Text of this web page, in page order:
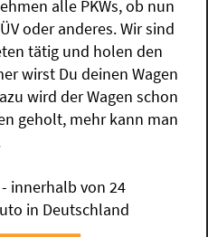
alle PKWs, ob nun
oder anderes. Wir sind
tätig und holen den
wirst Du deinen Wagen
wird der Wagen schon
geholt, mehr kann man
innerhalb von 24
in Deutschland